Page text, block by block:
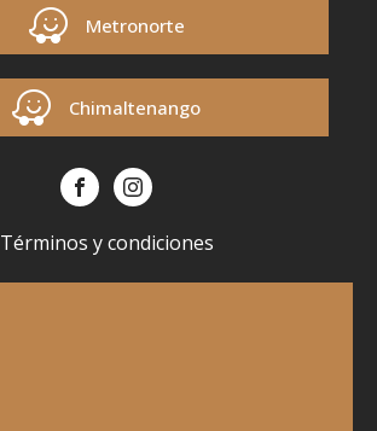
Metronorte
Chimaltenango
Términos y condiciones